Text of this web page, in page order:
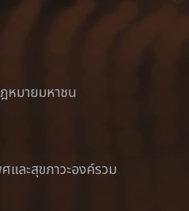
หมายมหาชน
และสุขภาวะองค์รวม